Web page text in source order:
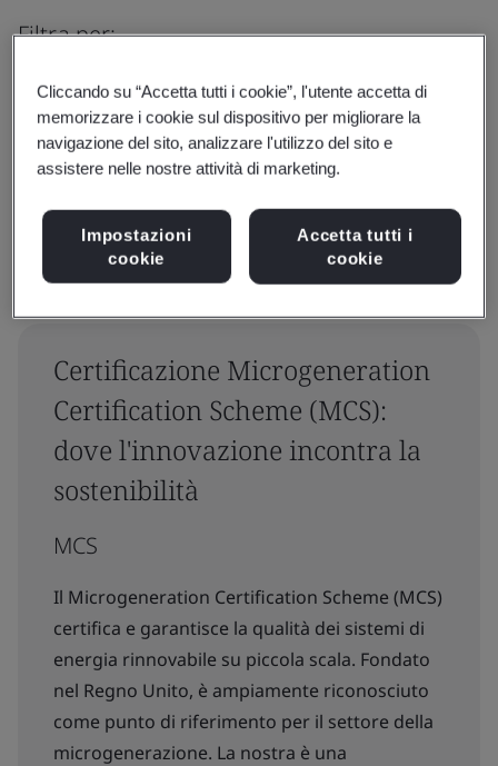
Filtra per:
Resetta
Certificazione Microgeneration
Certification Scheme (MCS):
dove l'innovazione incontra la
sostenibilità
MCS
Il Microgeneration Certification Scheme (MCS)
certifica e garantisce la qualità dei sistemi di
energia rinnovabile su piccola scala. Fondato
nel Regno Unito, è ampiamente riconosciuto
come punto di riferimento per il settore della
microgenerazione. La nostra è una
Cliccando su “Accetta tutti i cookie”, l'utente accetta di
memorizzare i cookie sul dispositivo per migliorare la
navigazione del sito, analizzare l'utilizzo del sito e
assistere nelle nostre attività di marketing.
Impostazioni
cookie
Accetta tutti i
cookie